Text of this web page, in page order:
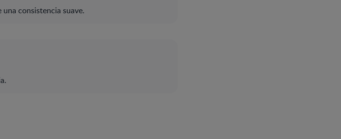
consistencia suave.